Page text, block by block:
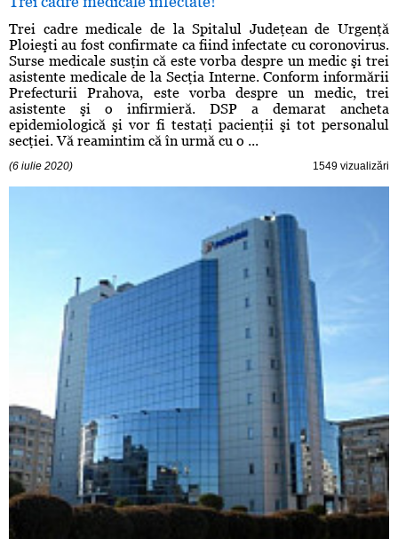
Trei cadre medicale de la Spitalul Judeţean de Urgenţă
Ploieşti au fost confirmate ca fiind infectate cu coronovirus.
Surse medicale susţin că este vorba despre un medic şi trei
asistente medicale de la Secţia Interne. Conform informării
Prefecturii Prahova, este vorba despre un medic, trei
asistente şi o infirmieră. DSP a demarat ancheta
epidemiologică şi vor fi testaţi pacienţii şi tot personalul
secţiei. Vă reamintim că în urmă cu o ...
(6 iulie 2020) 1549 vizualizări